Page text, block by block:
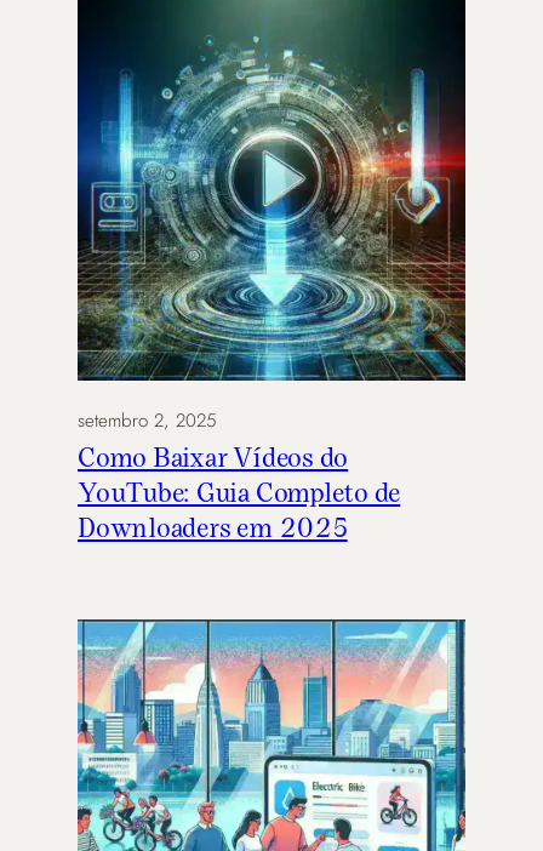
setembro 2, 2025
Como Baixar Vídeos do
YouTube: Guia Completo de
Downloaders em 2025